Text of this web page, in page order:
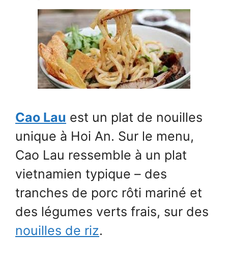
Cao Lau est un plat de nouilles
unique à Hoi An. Sur le menu,
Cao Lau ressemble à un plat
vietnamien typique – des
tranches de porc rôti mariné et
des légumes verts frais, sur des
nouilles de riz.